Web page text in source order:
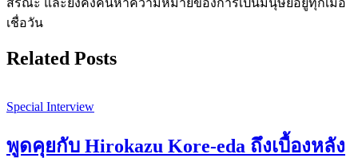
เชื่อวัน
Related Posts
Special Interview
พูดคุยกับ Hirokazu Kore-eda ถึงเบื้องหลัง